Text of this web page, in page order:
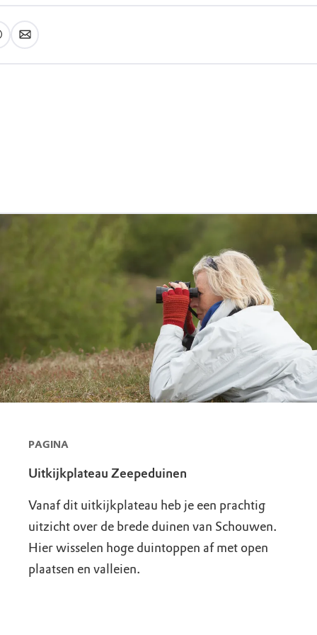
PAGINA
Uitkijkplateau Zeepeduinen
Vanaf dit uitkijkplateau heb je een prachtig
uitzicht over de brede duinen van Schouwen.
Hier wisselen hoge duintoppen af met open
plaatsen en valleien.